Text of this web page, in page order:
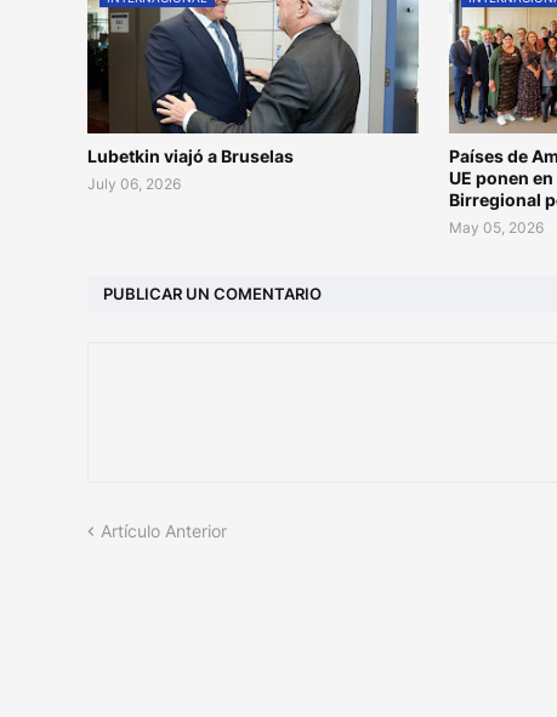
Lubetkin viajó a Bruselas
July 06, 2026
Países de
UE ponen
Birregional
May 05, 2026
PUBLICAR UN COMENTARIO
Artículo Anterior